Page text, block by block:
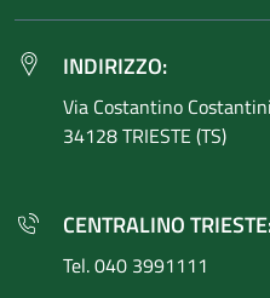
INDIRIZZO:
Via Costantino
34128 TRIESTE (TS)
CENTRALINO
Tel. 040 3991111